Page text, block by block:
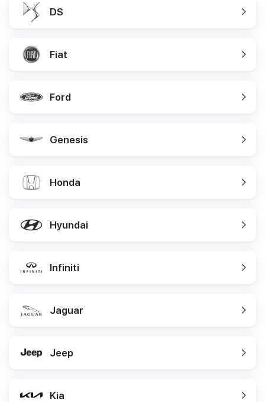
DS
Fiat
Ford
Genesis
Honda
Hyundai
Infiniti
Jaguar
Jeep
Kia